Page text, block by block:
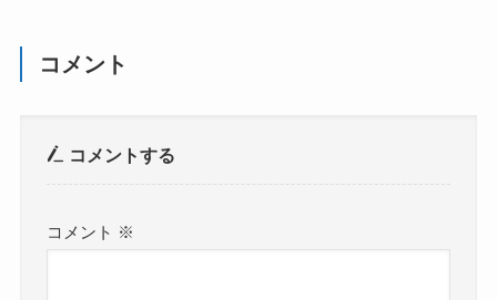
コメント
コメントする
コメント ※